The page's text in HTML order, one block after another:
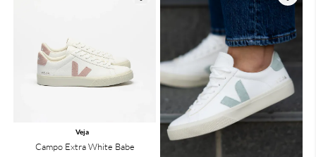
Veja
Campo Extra White Babe